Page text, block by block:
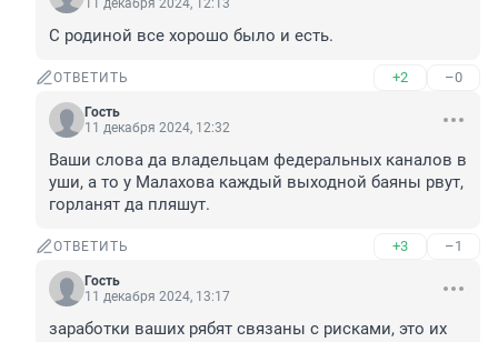
11 декабря 2024, 12:13
С родиной все хорошо было и есть.
ОТВЕТИТЬ +2 –0
Гость
11 декабря 2024, 12:32
Ваши слова да владельцам федеральных каналов в
уши, а то у Малахова каждый выходной баяны рвут,
горланят да пляшут.
ОТВЕТИТЬ +3 –1
Гость
11 декабря 2024, 13:17
заработки ваших рябят связаны с рисками, это их